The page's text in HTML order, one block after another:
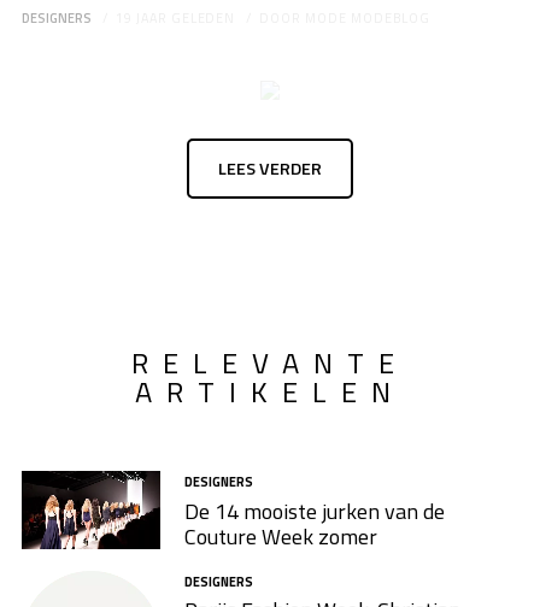
DESIGNERS
LEES VERDER
RELEVANTE
ARTIKELEN
DESIGNERS
De 14 mooiste jurken van de
Couture Week zomer
DESIGNERS